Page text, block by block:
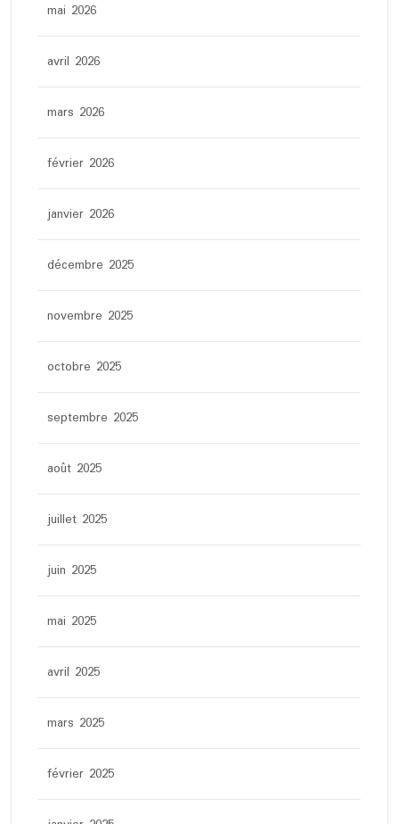
mai 2026
avril 2026
mars 2026
février 2026
janvier 2026
décembre 2025
novembre 2025
octobre 2025
septembre 2025
août 2025
juillet 2025
juin 2025
mai 2025
avril 2025
mars 2025
février 2025